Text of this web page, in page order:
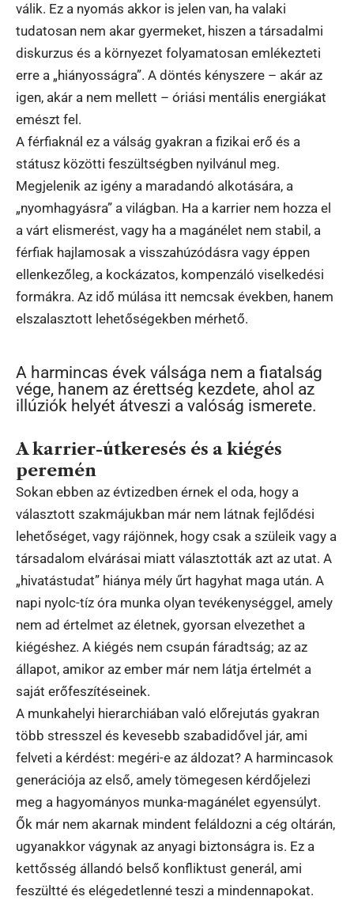
válik. Ez a nyomás akkor is jelen van, ha valaki
tudatosan nem akar gyermeket, hiszen a társadalmi
diskurzus és a környezet folyamatosan emlékezteti
erre a „hiányosságra”. A döntés kényszere – akár az
igen, akár a nem mellett – óriási mentális energiákat
emészt fel.
A férfiaknál ez a válság gyakran a fizikai erő és a
státusz közötti feszültségben nyilvánul meg.
Megjelenik az igény a maradandó alkotására, a
„nyomhagyásra” a világban. Ha a karrier nem hozza el
a várt elismerést, vagy ha a magánélet nem stabil, a
férfiak hajlamosak a visszahúzódásra vagy éppen
ellenkezőleg, a kockázatos, kompenzáló viselkedési
formákra. Az idő múlása itt nemcsak években, hanem
elszalasztott lehetőségekben mérhető.
A harmincas évek válsága nem a fiatalság
vége, hanem az érettség kezdete, ahol az
illúziók helyét átveszi a valóság ismerete.
A karrier-útkeresés és a kiégés
peremén
Sokan ebben az évtizedben érnek el oda, hogy a
választott szakmájukban már nem látnak fejlődési
lehetőséget, vagy rájönnek, hogy csak a szüleik vagy a
társadalom elvárásai miatt választották azt az utat. A
„hivatástudat” hiánya mély űrt hagyhat maga után. A
napi nyolc-tíz óra munka olyan tevékenységgel, amely
nem ad értelmet az életnek, gyorsan elvezethet a
kiégéshez. A kiégés nem csupán fáradtság; az az
állapot, amikor az ember már nem látja értelmét a
saját erőfeszítéseinek.
A munkahelyi hierarchiában való előrejutás gyakran
több stresszel és kevesebb szabadidővel jár, ami
felveti a kérdést: megéri-e az áldozat? A harmincasok
generációja az első, amely tömegesen kérdőjelezi
meg a hagyományos munka-magánélet egyensúlyt.
Ők már nem akarnak mindent feláldozni a cég oltárán,
ugyanakkor vágynak az anyagi biztonságra is. Ez a
kettősség állandó belső konfliktust generál, ami
feszültté és elégedetlenné teszi a mindennapokat.